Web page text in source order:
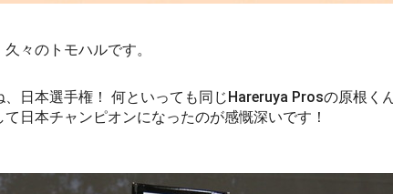
々のトモハルです。
、日本選手権！ 何といっても同じHareruya Prosの原根く
日本チャンピオンになったのが感慨深いです！